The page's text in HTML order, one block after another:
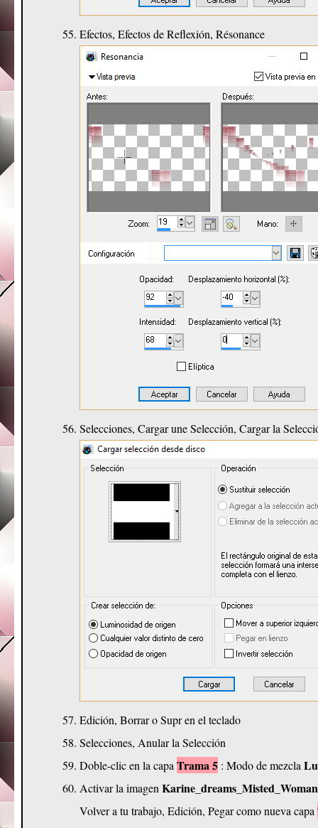
Efectos, Efectos de Reflexión, Résonance
Selecciones, Cargar une Selección, Cargar la
Edición, Borrar o Supr en el teclado
Selecciones, Anular la Selección
Doble-clic en la capa Trama 5 : Modo de mezcla
Activar la imagen
Volver a tu trabajo, Edición, Pegar como nueva capa